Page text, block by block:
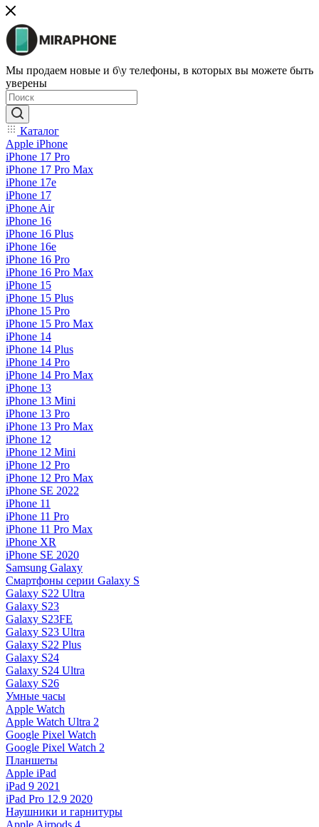
Мы продаем новые и б\у телефоны, в которых вы можете быть
уверены
Каталог
Apple iPhone
iPhone 17 Pro
iPhone 17 Pro Max
iPhone 17e
iPhone 17
iPhone Air
iPhone 16
iPhone 16 Plus
iPhone 16e
iPhone 16 Pro
iPhone 16 Pro Max
iPhone 15
iPhone 15 Plus
iPhone 15 Pro
iPhone 15 Pro Max
iPhone 14
iPhone 14 Plus
iPhone 14 Pro
iPhone 14 Pro Max
iPhone 13
iPhone 13 Mini
iPhone 13 Pro
iPhone 13 Pro Max
iPhone 12
iPhone 12 Mini
iPhone 12 Pro
iPhone 12 Pro Max
iPhone SE 2022
iPhone 11
iPhone 11 Pro
iPhone 11 Pro Max
iPhone XR
iPhone SE 2020
Samsung Galaxy
Смартфоны серии Galaxy S
Galaxy S22 Ultra
Galaxy S23
Galaxy S23FE
Galaxy S23 Ultra
Galaxy S22 Plus
Galaxy S24
Galaxy S24 Ultra
Galaxy S26
Умные часы
Apple Watch
Apple Watch Ultra 2
Google Pixel Watch
Google Pixel Watch 2
Планшеты
Apple iPad
iPad 9 2021
iPad Pro 12.9 2020
Наушники и гарнитуры
Apple Airpods 4